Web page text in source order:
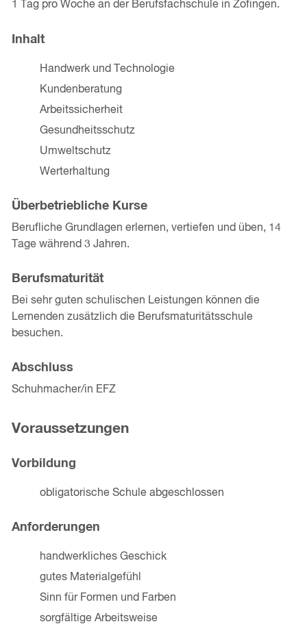
1 Tag pro Woche an der Berufsfachschule in Zofingen.
Inhalt
Handwerk und Technologie
Kundenberatung
Arbeitssicherheit
Gesundheitsschutz
Umweltschutz
Werterhaltung
Überbetriebliche Kurse
Berufliche Grundlagen erlernen, vertiefen und üben, 14
Tage während 3 Jahren.
Berufsmaturität
Bei sehr guten schulischen Leistungen können die
Lernenden zusätzlich die Berufsmaturitätsschule
besuchen.
Abschluss
Schuhmacher/in EFZ
Voraussetzungen
Vorbildung
obligatorische Schule abgeschlossen
Anforderungen
handwerkliches Geschick
gutes Materialgefühl
Sinn für Formen und Farben
sorgfältige Arbeitsweise